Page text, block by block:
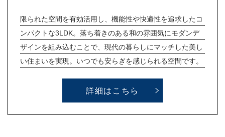
限られた空間を有効活用し、機能性や快適性を追求したコ
ンパクトな3LDK。落ち着きのある和の雰囲気にモダンデ
ザインを組み込むことで、現代の暮らしにマッチした美し
い住まいを実現。いつでも安らぎを感じられる空間です。
詳細はこちら